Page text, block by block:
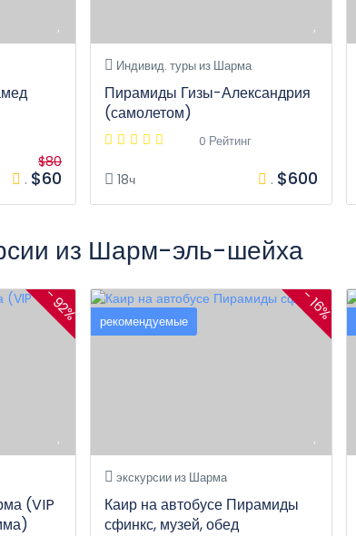
.
$80
$60
Индивид. туры из Шарма
Пирамиды Гизы-Александрия
(самолетом)
0 Рейтинг
18ч . $600
из Шарм-эль-шейха
- 92%
(VIP
рекомендуемые - 16%
экскурсии из Шарма
Каир на автобусе Пирамиды
сфинкс, музей, обед